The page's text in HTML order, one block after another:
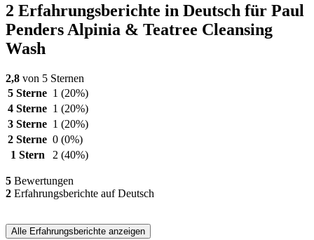
2 Erfahrungsberichte in Deutsch für Paul
Penders Alpinia & Teatree Cleansing
Wash
2,8 von 5 Sternen
5 Sterne 1 (20%)
4 Sterne 1 (20%)
3 Sterne 1 (20%)
2 Sterne 0 (0%)
1 Stern
2 (40%)
5 Bewertungen
2 Erfahrungsberichte auf Deutsch
Alle Erfahrungsberichte anzeigen